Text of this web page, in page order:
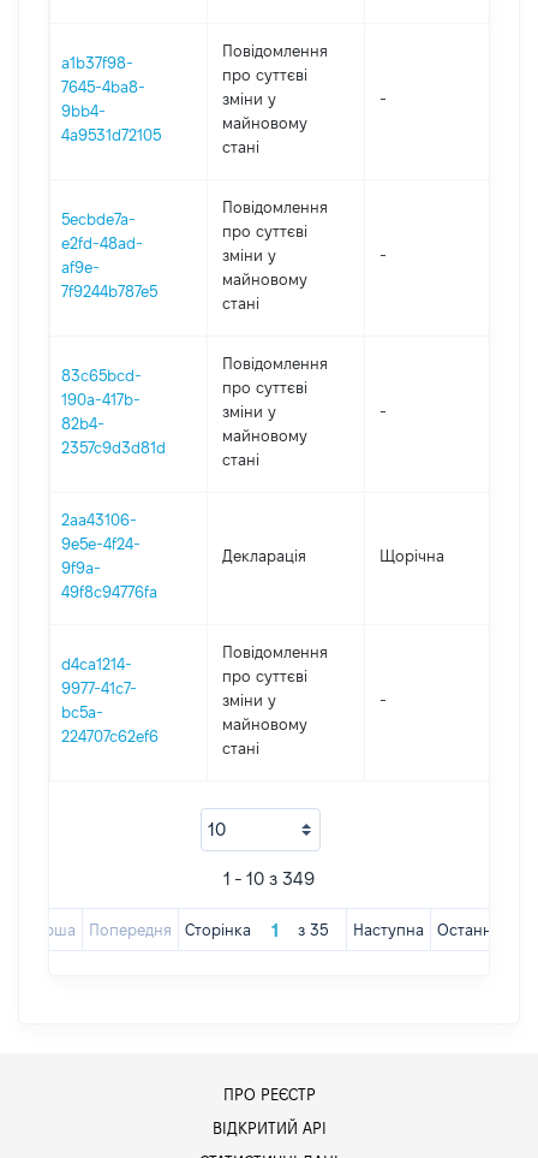
a1b37f98-
7645-4ba8-
9bb4-
4a9531d72105
Повідомлення
про суттєві
зміни y
майновому
стані
-
5ecbde7a-
e2fd-48ad-
af9e-
7f9244b787e5
Повідомлення
про суттєві
зміни y
майновому
стані
-
83c65bcd-
190a-417b-
82b4-
2357c9d3d81d
Повідомлення
про суттєві
зміни y
майновому
стані
-
2aa43106-
9e5e-4f24-
9f9a-
49f8c94776fa
Декларація Щорічна
d4ca1214-
9977-41c7-
bc5a-
224707c62ef6
Повідомлення
про суттєві
зміни y
майновому
стані
-
1 - 10 з 349
Перша Попередня Сторінка з 35 Наступна Остання
ПРО РЕЄСТР
ВІДКРИТИЙ АРІ